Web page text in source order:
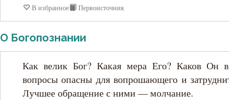
Григорий Синаит
Григорий Чудотворец
Диадох
Димитрий Ростовский
В избранное Первоисточник
О Богопознании
Как велик Бог? Какая мера Его? Каков Он
вопросы опасны для вопрошающего и
Лучшее обращение с ними — молчание.